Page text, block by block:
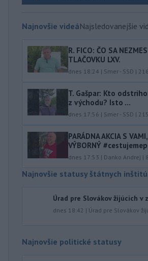
Najnovšie videáNajsledovanejšie
R. FICO: ČO SA
TLAČOVKU LXV.
dnes 18:24 | Smer - SSD |
T. Gašpar: Kto
z východu? Isto ...
dnes 17:56 | Smer - SSD |
PARÁDNA AKCIA S
VÝBORNÝ
dnes 17:53 | Danko Andrej |
Najnovšie statusy štátnych
Úrad pre Slovákov žijúcich v
dnes 18:42 | Úrad pre Slovákov
Najnovšie politické statusy